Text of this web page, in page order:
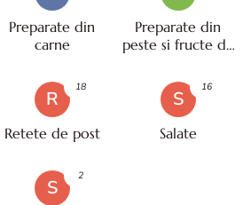
Preparate din
carne
Preparate din
peste si fructe de
R
Retete de post
18
S
Salate
16
S
2